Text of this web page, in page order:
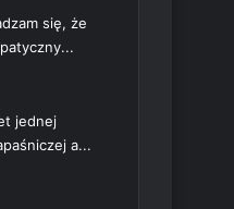
się, że
jednej
a...